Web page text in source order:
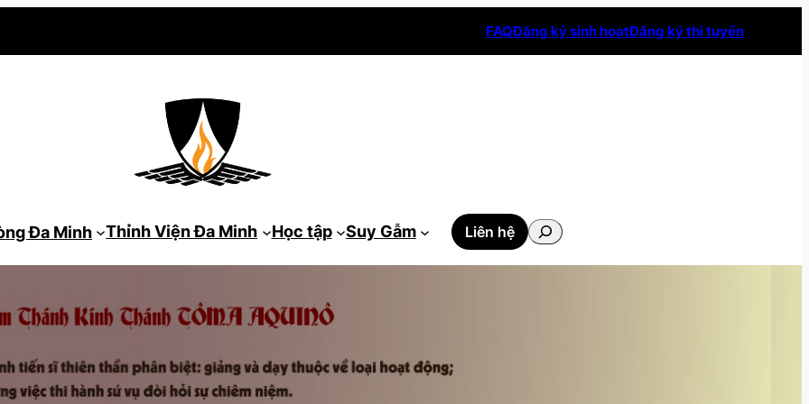
FAQĐăng ký sinh hoạtĐăng ký thi tuyển
Đa Minh Thỉnh Viện Đa Minh Học tập Suy Gẫm Liên hệ
Tìm
kiếm